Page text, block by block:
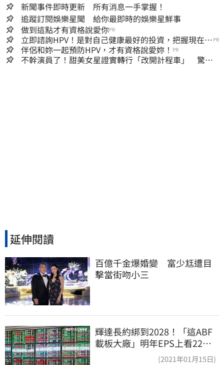
新聞事件即時更新 所有消息一手掌握！
追蹤訂閱娛樂星聞 給你最即時的娛樂星鮮事
做到這點才有資格說愛你PR
立即諮詢HPV！是對自己健康最好的投資，把握現在不
嫌晚！
PR
伴侶和妳一起預防HPV，才有資格說愛妳！ PR
不幹演員了！甜美女星證實轉行「改開計程車」 驚人
延伸閱讀
百億千金爆婚變　富少尪遭目
擊當街吻小三
輝達長約綁到2028！「這ABF
載板大廠」明年EPS上看22
元 目標價至1000元(2021年01月15日)